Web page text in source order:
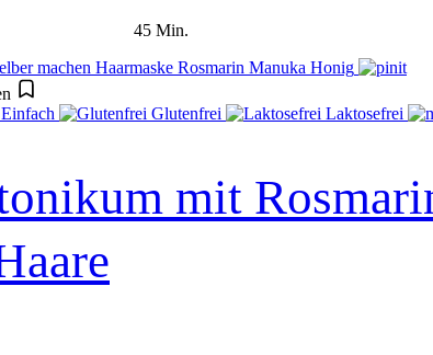
45 Min.
Einfach Glutenfrei Laktosefrei
mit